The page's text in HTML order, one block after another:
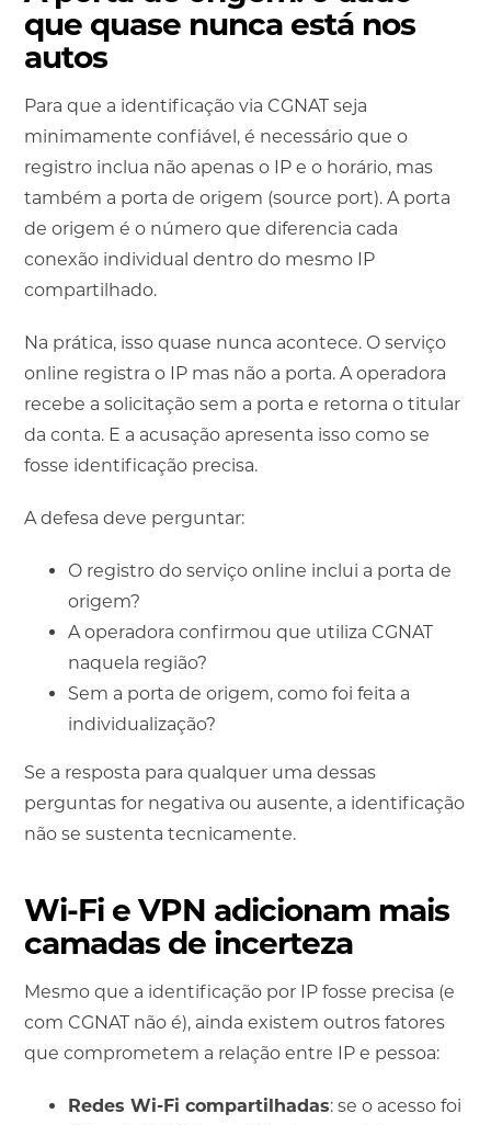
que quase nunca está nos
autos
Para que a identificação via CGNAT seja
minimamente confiável, é necessário que o
registro inclua não apenas o IP e o horário, mas
também a porta de origem (source port). A porta
de origem é o número que diferencia cada
conexão individual dentro do mesmo IP
compartilhado.
Na prática, isso quase nunca acontece. O serviço
online registra o IP mas não a porta. A operadora
recebe a solicitação sem a porta e retorna o titular
da conta. E a acusação apresenta isso como se
fosse identificação precisa.
A defesa deve perguntar:
O registro do serviço online inclui a porta de
origem?
A operadora confirmou que utiliza CGNAT
naquela região?
Sem a porta de origem, como foi feita a
individualização?
Se a resposta para qualquer uma dessas
perguntas for negativa ou ausente, a identificação
não se sustenta tecnicamente.
Wi-Fi e VPN adicionam mais
camadas de incerteza
Mesmo que a identificação por IP fosse precisa (e
com CGNAT não é), ainda existem outros fatores
que comprometem a relação entre IP e pessoa:
Redes Wi-Fi compartilhadas: se o acesso foi